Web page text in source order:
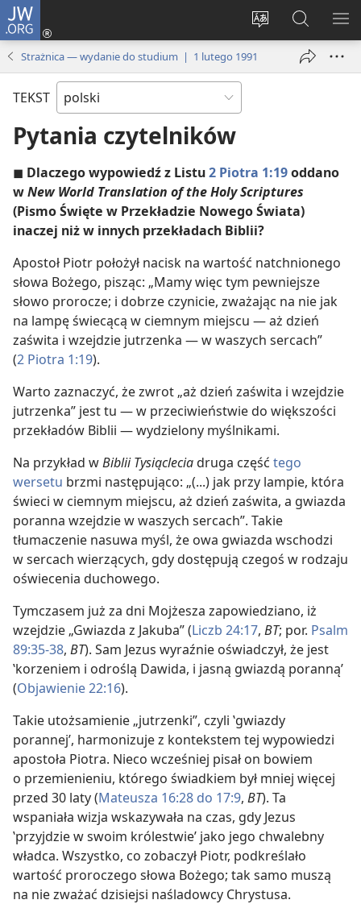
JW.ORG
Wybór
Logowanie
(opens
Szukaj
na
JW.ORG
Strażnica — wydanie do studium | 1 lutego 1991
TEKST
Pytania czytelników
◼ Dlaczego wypowiedź z Listu2 Piotra 1:19oddano
wNew World Translation of the Holy Scriptures
(Pismo Święte w Przekładzie Nowego Świata)
inaczej niż w innych przekładach Biblii?
Apostoł Piotr położył nacisk na wartość natchnionego
słowa Bożego, pisząc: „Mamy więc tym pewniejsze
słowo prorocze; i dobrze czynicie, zważając na nie jak
na lampę świecącą w ciemnym miejscu — aż dzień
zaświta i wzejdzie jutrzenka — w waszych sercach”
(2 Piotra 1:19).
Warto zaznaczyć, że zwrot „aż dzień zaświta i wzejdzie
jutrzenka” jest tu — w przeciwieństwie do większości
przekładów Biblii — wydzielony myślnikami.
Na przykład wBiblii Tysiącleciadruga część tego
wersetu brzmi następująco: „(...) jak przy lampie, która
świeci w ciemnym miejscu, aż dzień zaświta, a gwiazda
poranna wzejdzie w waszych sercach”. Takie
tłumaczenie nasuwa myśl, że owa gwiazda wschodzi
w sercach wierzących, gdy dostępują czegoś w rodzaju
oświecenia duchowego.
Tymczasem już za dni Mojżesza zapowiedziano, iż
wzejdzie „Gwiazda z Jakuba” (Liczb 24:17, BT; por. Psalm
89:35-38, BT). Sam Jezus wyraźnie oświadczył, że jest
‛korzeniem i odroślą Dawida, i jasną gwiazdą poranną’
(Objawienie 22:16).
Takie utożsamienie „jutrzenki”, czyli ‛gwiazdy
porannej’, harmonizuje z kontekstem tej wypowiedzi
apostoła Piotra. Nieco wcześniej pisał on bowiem
o przemienieniu, którego świadkiem był mniej więcej
przed 30 laty (Mateusza 16:28 do 17:9, BT). Ta
wspaniała wizja wskazywała na czas, gdy Jezus
‛przyjdzie w swoim królestwie’ jako jego chwalebny
władca. Wszystko, co zobaczył Piotr, podkreślało
wartość proroczego słowa Bożego; tak samo muszą
na nie zważać dzisiejsi naśladowcy Chrystusa.